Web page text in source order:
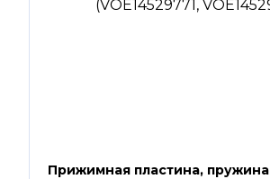
Прижимная пластина, пружина